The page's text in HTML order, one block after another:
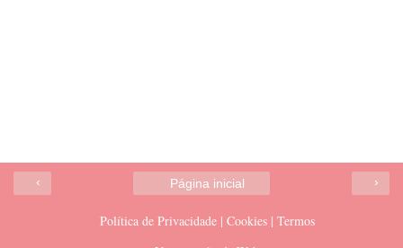
‹ ›
Página inicial
Política de Privacidade | Cookies | Termos